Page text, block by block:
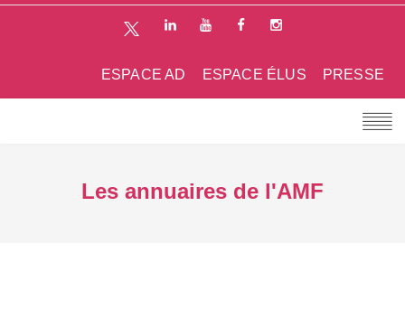
PRESSE
ESPACE ÉLUS
ESPACE AD
Les annuaires de l'AMF